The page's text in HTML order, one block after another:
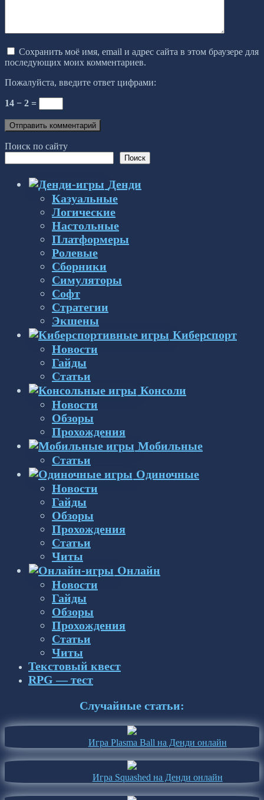
Сохранить моё имя, email и адрес сайта в этом браузере для
последующих моих комментариев.
Пожалуйста, введите ответ цифрами:
14 − 2 =
Поиск по сайту
Поиск
Денди
Казуальные
Логические
Настольные
Платформеры
Ролевые
Сборники
Симуляторы
Софт
Стратегии
Экшены
Киберспорт
Новости
Гайды
Статьи
Консоли
Новости
Обзоры
Прохождения
Мобильные
Статьи
Одиночные
Новости
Гайды
Обзоры
Прохождения
Статьи
Читы
Онлайн
Новости
Гайды
Обзоры
Прохождения
Статьи
Читы
Текстовый квест
RPG — тест
Случайные статьи:
Игра Plasma Ball на Денди онлайн
Игра Squashed на Денди онлайн